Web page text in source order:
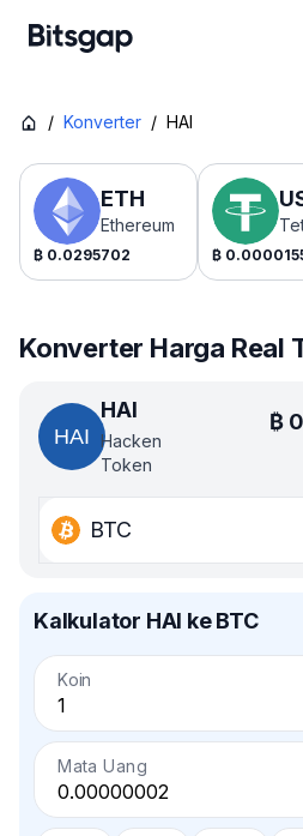
/ Konverter / HAI
ETH
Ethereum
₿ 0.0295702 ₿
Konverter Harga Real
HAI
Hacken
Token
₿
BTC
Kalkulator HAI ke BTC
Koin
Mata Uang